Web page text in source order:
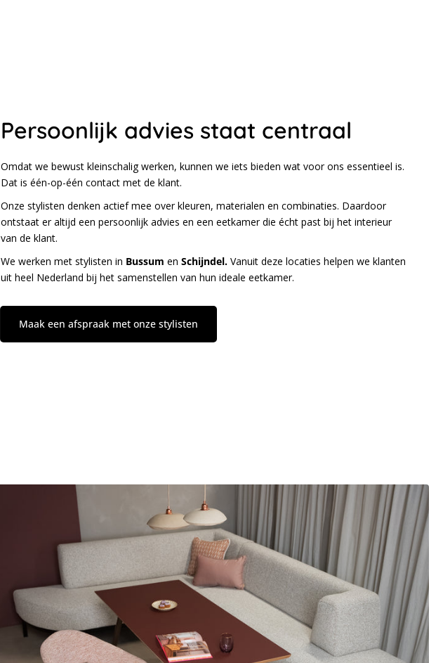
Persoonlijk advies staat centraal
Omdat we bewust kleinschalig werken, kunnen we iets bieden wat voor ons essentieel is.
Dat is één-op-één contact met de klant.
Onze stylisten denken actief mee over kleuren, materialen en combinaties. Daardoor
ontstaat er altijd een persoonlijk advies en een eetkamer die écht past bij het interieur
van de klant.
We werken met stylisten in Bussum en Schijndel. Vanuit deze locaties helpen we klanten
uit heel Nederland bij het samenstellen van hun ideale eetkamer.
Maak een afspraak met onze stylisten